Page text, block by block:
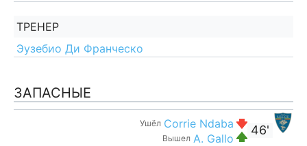
ТРЕНЕР
Эузебио Ди Франческо
ЗАПАСНЫЕ
46'
Ушёл Corrie Ndaba
Вышел A. Gallo